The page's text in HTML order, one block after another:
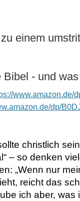
einem
Bibel - und
www.amazon.de/
dp/
christlich
– so denken
„Wenn nur
reicht das
ich aber, was